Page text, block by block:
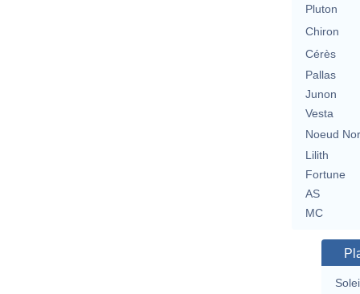
Pluton
Chiron
Cérès
Pallas
Junon
Vesta
Noeud
Lilith
Fortune
AS
MC